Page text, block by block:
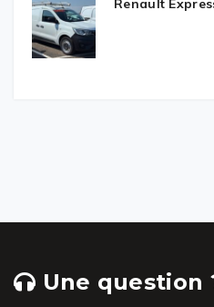
Renault
Une question